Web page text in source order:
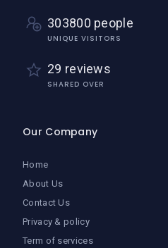
303800 people
UNIQUE VISITORS
29 reviews
SHARED OVER
Our Company
Home
About Us
Contact Us
Privacy & policy
Term of services